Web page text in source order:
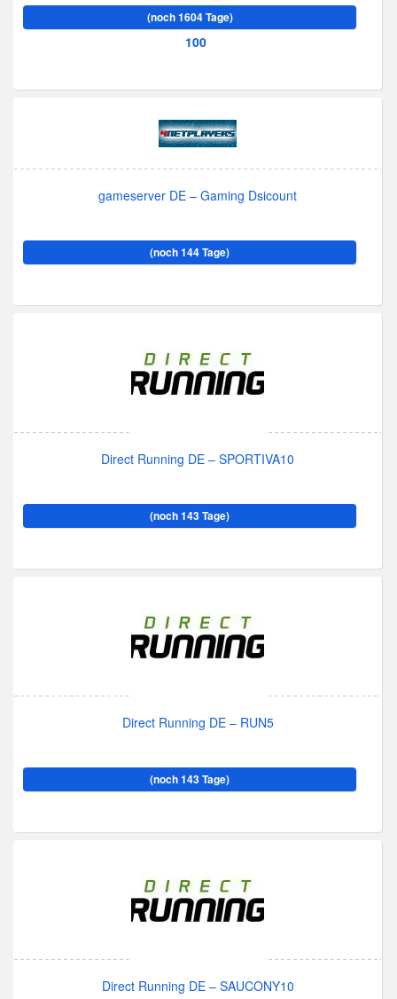
(noch 1604 Tage)
100
gameserver DE – Gaming Dsicount
(noch 144 Tage)
Direct Running DE – SPORTIVA10
(noch 143 Tage)
Direct Running DE – RUN5
(noch 143 Tage)
Direct Running DE – SAUCONY10